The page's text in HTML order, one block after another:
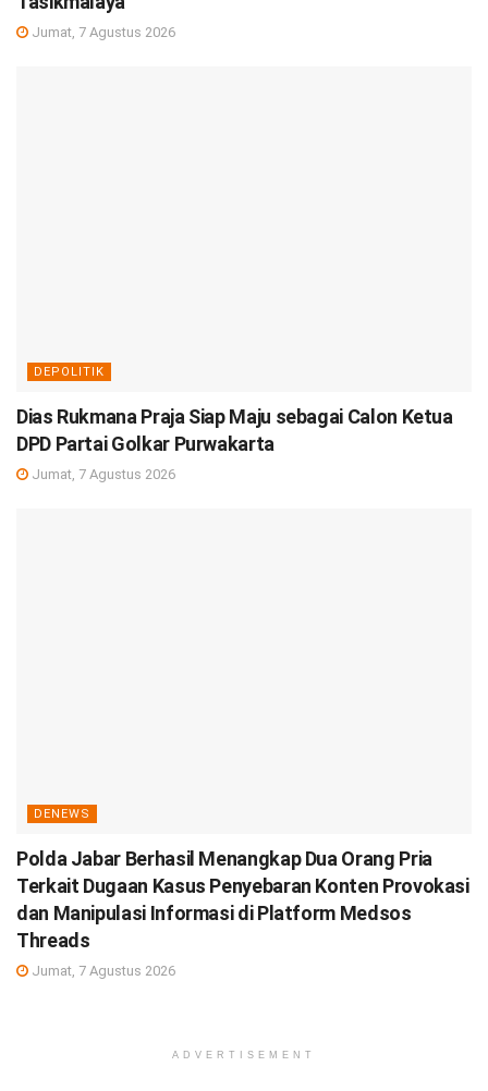
Jumat, 7 Agustus 2026
DEPOLITIK
Dias Rukmana Praja Siap Maju sebagai Calon Ketua
DPD Partai Golkar Purwakarta
Jumat, 7 Agustus 2026
DENEWS
Polda Jabar Berhasil Menangkap Dua Orang Pria
Terkait Dugaan Kasus Penyebaran Konten Provokasi
dan Manipulasi Informasi di Platform Medsos
Threads
Jumat, 7 Agustus 2026
ADVERTISEMENT